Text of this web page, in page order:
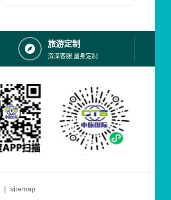
旅游定制
资深客服,量身定制
| sitemap